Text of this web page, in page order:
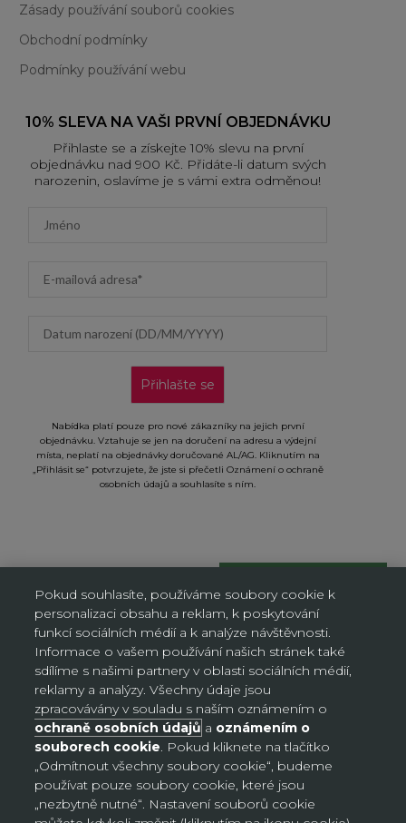
Zásady používání souborů cookies
Obchodní podmínky
Podmínky používání webu
10% SLEVA NA VAŠI PRVNÍ OBJEDNÁVKU
Přihlaste se a získejte 10% slevu na první
objednávku nad 900 Kč. Přidáte-li datum svých
narozenin, oslavíme je s vámi extra odměnou!
Přihlašte se
Nabídka platí pouze pro nové zákazníky na jejich první
objednávku. Vztahuje se jen na doručení na adresu a výdejní
místa, neplatí na objednávky doručované AL/AG. Kliknutím na
„Přihlásit se“ potvrzujete, že jste si přečetli Oznámení o ochraně
osobních údajů a souhlasíte s ním.
Česko (CZK Kč)
Země
Bosna a Hercegovina (BAM КМ)
Česko (CZK Kč)
Chorvatsko (EUR €)
Německo (EUR €)
Slovensko (EUR €)
Pokud souhlasíte, používáme soubory cookie k
personalizaci obsahu a reklam, k poskytování
funkcí sociálních médií a k analýze návštěvnosti.
Informace o vašem používání našich stránek také
sdílíme s našimi partnery v oblasti sociálních médií,
reklamy a analýzy. Všechny údaje jsou
zpracovávány v souladu s naším oznámením o
ochraně osobních údajů a oznámením o
souborech cookie. Pokud kliknete na tlačítko
„Odmítnout všechny soubory cookie“, budeme
používat pouze soubory cookie, které jsou
„nezbytně nutné“. Nastavení souborů cookie